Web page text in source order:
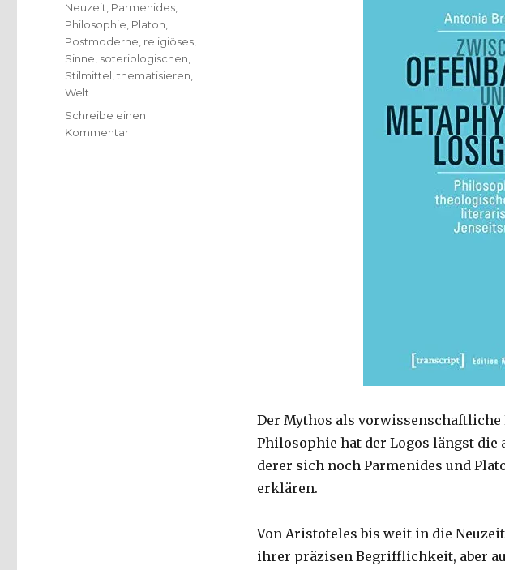
Der Mythos als
Philosophie hat der Logos längst
derer sich noch Parmenides und
erklären.
Von Aristoteles bis weit in die
ihrer präzisen Begrifflichkeit, aber
Neuzeit Parmenides
Philosophie Platon
Postmoderne religiöses
Sinne soteriologischen
Stilmittel ,thematisieren
Welt
Schreibe einen
Kommentarzu